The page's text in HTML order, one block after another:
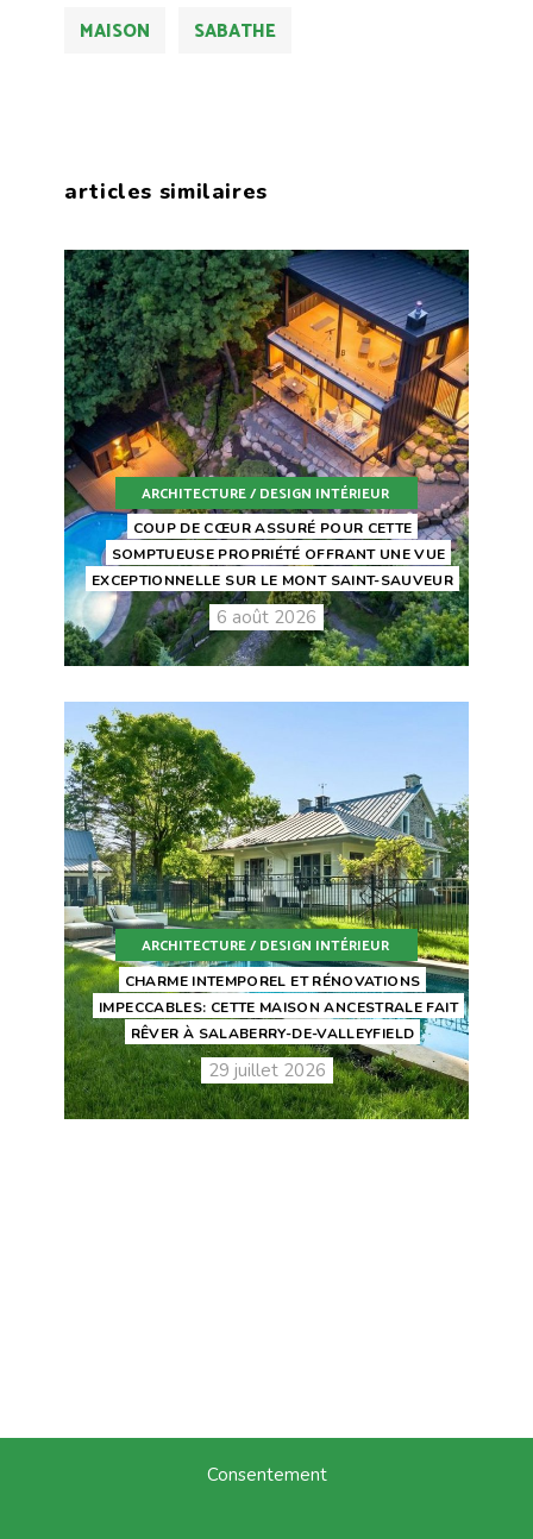
MAISON
SABATHE
articles similaires
ARCHITECTURE / DESIGN INTÉRIEUR
COUP DE CŒUR ASSURÉ POUR CETTE
SOMPTUEUSE PROPRIÉTÉ OFFRANT UNE VUE
EXCEPTIONNELLE SUR LE MONT SAINT-SAUVEUR
6 août 2026
ARCHITECTURE / DESIGN INTÉRIEUR
CHARME INTEMPOREL ET RÉNOVATIONS
IMPECCABLES: CETTE MAISON ANCESTRALE FAIT
RÊVER À SALABERRY-DE-VALLEYFIELD
29 juillet 2026
Consentement